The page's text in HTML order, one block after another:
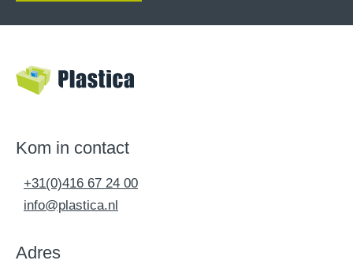
Kom in contact
+31(0)416 67 24 00
info@plastica.nl
Adres